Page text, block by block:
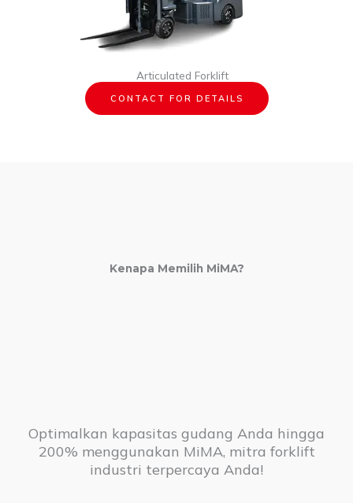
Articulated Forklift
CONTACT FOR DETAILS
Kenapa Memilih MiMA?
Optimalkan kapasitas gudang Anda hingga
200% menggunakan MiMA, mitra forklift
industri terpercaya Anda!